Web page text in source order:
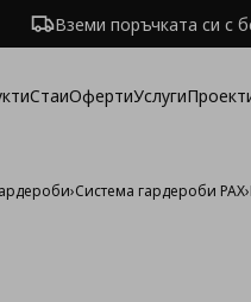
Вземи поръчката си с
СтаиОфертиУслуги
›Система гардероби PAX›